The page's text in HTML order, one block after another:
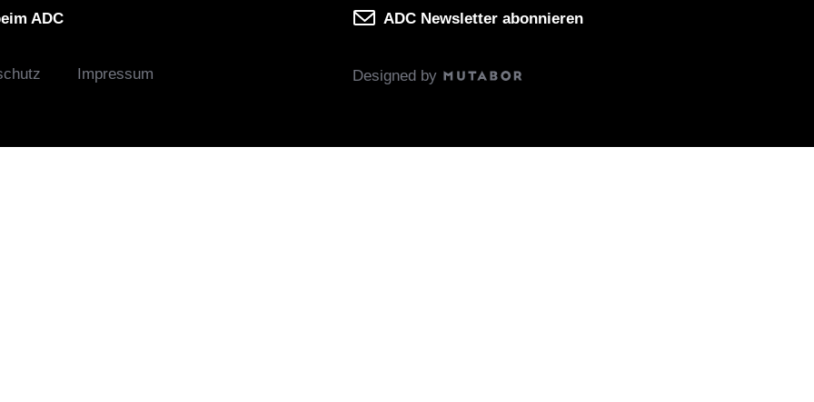
ADC ADC Newsletter abonnieren
Impressum Designed by